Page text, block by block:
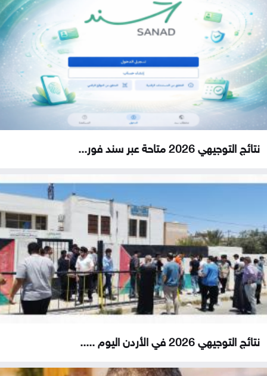
نتائج التوجيهي 2026 متاحة عبر سند فور...
نتائج التوجيهي 2026 في الأردن اليوم .....